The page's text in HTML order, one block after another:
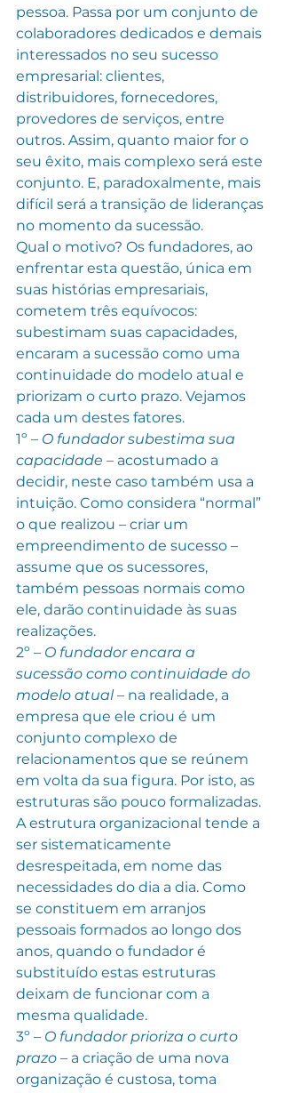
pessoa. Passa por um conjunto de
colaboradores dedicados e demais
interessados no seu sucesso
empresarial: clientes,
distribuidores, fornecedores,
provedores de serviços, entre
outros. Assim, quanto maior for o
seu êxito, mais complexo será este
conjunto. E, paradoxalmente, mais
difícil será a transição de lideranças
no momento da sucessão.
Qual o motivo? Os fundadores, ao
enfrentar esta questão, única em
suas histórias empresariais,
cometem três equívocos:
subestimam suas capacidades,
encaram a sucessão como uma
continuidade do modelo atual e
priorizam o curto prazo. Vejamos
cada um destes fatores.
1º – O fundador subestima sua
capacidade – acostumado a
decidir, neste caso também usa a
intuição. Como considera “normal”
o que realizou – criar um
empreendimento de sucesso –
assume que os sucessores,
também pessoas normais como
ele, darão continuidade às suas
realizações.
2º – O fundador encara a
sucessão como continuidade do
modelo atual – na realidade, a
empresa que ele criou é um
conjunto complexo de
relacionamentos que se reúnem
em volta da sua figura. Por isto, as
estruturas são pouco formalizadas.
A estrutura organizacional tende a
ser sistematicamente
desrespeitada, em nome das
necessidades do dia a dia. Como
se constituem em arranjos
pessoais formados ao longo dos
anos, quando o fundador é
substituído estas estruturas
deixam de funcionar com a
mesma qualidade.
3º – O fundador prioriza o curto
prazo – a criação de uma nova
organização é custosa, toma